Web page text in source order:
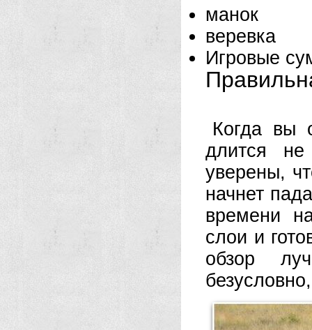
манок
веревка
Игровые
Когда вы
длится
уверены,
начнет
времени
слои и
обзор